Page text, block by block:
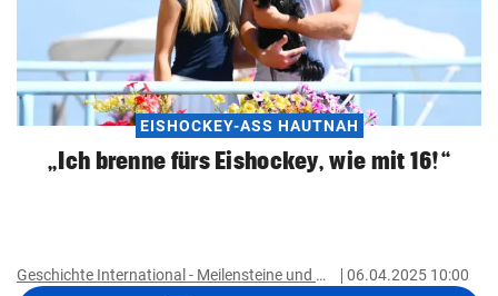
EISHOCKEY-ASS HAUTNAH
„Ich brenne fürs Eishockey, wie mit 16!“
Geschichte International - Meilensteine und Wendepunkte der Welt 06.04.2025 10:00